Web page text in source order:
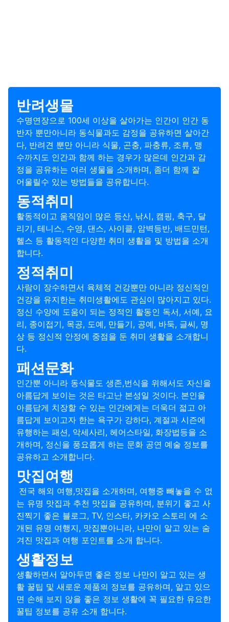
반려생물
수명연장으로 100세 이상을 살아가는 인간이 인간 동
반자 뿐만아니라 동식물과도 감정을 공유하면 살아간
다, 반려견 뿐만 아니라 식물, 곤충, 파충류, 조류, 맹
수까지도 인간과 함께 하는 경우가 많은데 인간과 감
정을 공유하는 여러 생물을 소개하며, 좀더 함께 잘
어울릴수 있는 방법들을 공유합니다.
동적취미
활동적이고 움직임이 많은 등산, 낚시, 캠핑, 축구, 달
리기, 테니스, 수영, 댄스, 사이클, 암벽등반, 배드민턴,
헬스 등 활동적인 다양한 취미 생활을 및 방법을 소개
합니다.
정적취미
사람이 장수하면서 육체적 건강뿐만 아니라 정신적인
건강을 유지한는 취미생활에도 관심이 많아지고 있다.
정신 수양에 도움이 되는 정적인 활동인 독서, 서예, 요
리, 종이접기, 목공, 도예, 만들기, 공예, 바둑, 글씨, 명
상 등 정신적 안정에 중점을 둔 취미 생활을 소개합니
다.
패션문화
인간뿐 아니라 동식물도 생존,번식을 위해서도 자신을
아름답게 보이는 것은 타고난 본성일 것이다. 본인을
아름답게 치장할 수 있는 인간에게는 더욱더 젋고 아
름답게 보이고자 한는 욕구가 강하다, 계절과 시즌에
유행하는 패션, 악세사리, 헤어스타일, 화장법등을 소
개하며, 정신을 풍요롭게 하는 문화 공연 예술 정보를
공유하고 소개합니다.
맛집여행
전국 해외 여행,맛집을 소개하며, 여행중 빼놓을 수 없
는 유명 맛집과 추천 맛집을 공유하며, 분위기 좋고 사
진찍기 좋은 블로그, TV, 인스타, 카카오 스토리 에 소
개된 유명 여행지, 맛집뿐아니라, 나만이 알고 있는 숨
겨진 맛집과 여행 포인트를 소개 합니다.
생활정보
생활하면서 알아두면 좋은 정보 나만이 알고 있는 생
활 꿀팁 및 새로운 제품의 정보를 공유하며, 알고 있으
면 손해 보지 않을 좋은 정보 생활에 꼭 필요한 유요한
꿀팁 정보를 공유 소개 합니다.